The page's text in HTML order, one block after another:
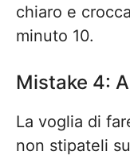
chiaro e
minuto 10.
Mistake 4:
La voglia di
non stipateli